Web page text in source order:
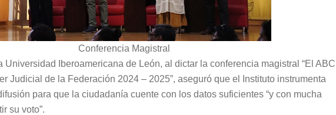
Conferencia Magistral
Universidad Iberoamericana de León, al dictar la conferencia magistral “El ABC
Judicial de la Federación 2024 – 2025”, aseguró que el Instituto instrumenta
para que la ciudadanía cuente con los datos suficientes “y con mucha
su voto”.